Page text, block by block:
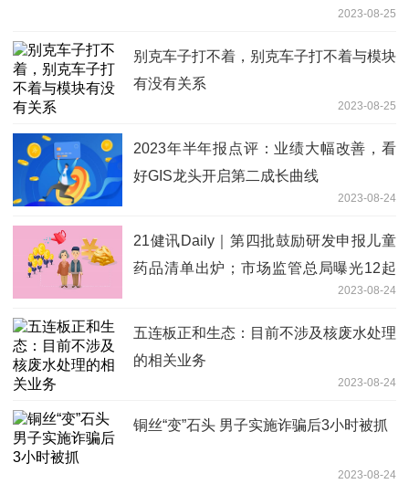
2023-08-25
别克车子打不着，别克车子打不着与模块
有没有关系
2023-08-25
2023年半年报点评：业绩大幅改善，看
好GIS龙头开启第二成长曲线
2023-08-24
21健讯Daily｜第四批鼓励研发申报儿童
药品清单出炉；市场监管总局曝光12起
2023-08-24
五连板正和生态：目前不涉及核废水处理
的相关业务
2023-08-24
铜丝“变”石头 男子实施诈骗后3小时被抓
2023-08-24